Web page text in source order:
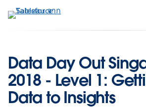
ไป
Data Day Out
2018 - Level 1:
Data to Insights